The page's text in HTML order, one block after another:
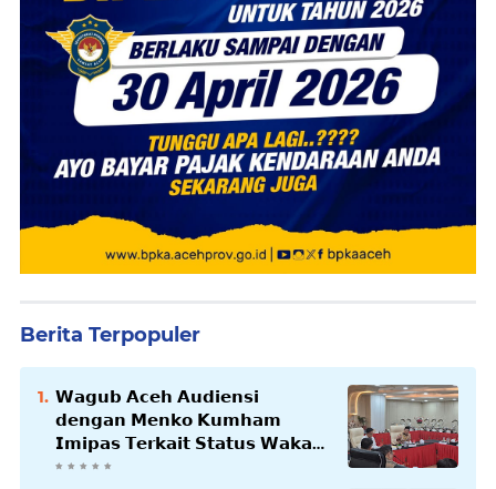
Berita Terpopuler
𝗪𝗮𝗴𝘂𝗯 𝗔𝗰𝗲𝗵 𝗔𝘂𝗱𝗶𝗲𝗻𝘀𝗶
𝗱𝗲𝗻𝗴𝗮𝗻 𝗠𝗲𝗻𝗸𝗼 𝗞𝘂𝗺𝗵𝗮𝗺
𝗜𝗺𝗶𝗽𝗮𝘀 𝗧𝗲𝗿𝗸𝗮𝗶𝘁 𝗦𝘁𝗮𝘁𝘂𝘀 𝗪𝗮𝗸𝗮𝗳
𝗕𝗹𝗮𝗻𝗴𝗽𝗮𝗱𝗮𝗻𝗴